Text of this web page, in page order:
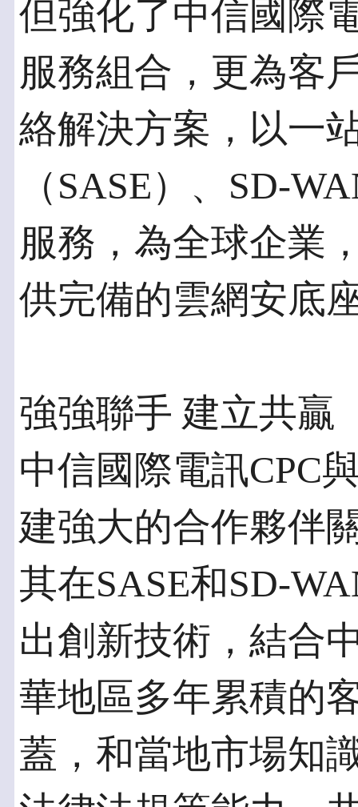
但強化了中信國際
服務組合，更為客
絡解決方案，以一
（SASE）、SD-
服務，為全球企業
供完備的雲網安底
強強聯手 建立共贏
中信國際電訊CPC
建強大的合作夥伴
其在SASE和SD-
出創新技術，結合
華地區多年累積的
蓋，和當地市場知